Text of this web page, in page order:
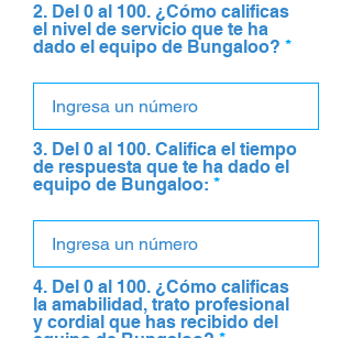
2. Del 0 al 100. ¿Cómo calificas
el nivel de servicio que te ha
dado el equipo de Bungaloo?
3. Del 0 al 100. Califica el tiempo
de respuesta que te ha dado el
equipo de Bungaloo:
4. Del 0 al 100. ¿Cómo calificas
la amabilidad, trato profesional
y cordial que has recibido del